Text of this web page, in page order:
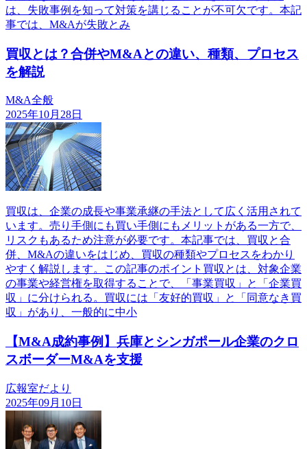
は、失敗事例を知って対策を講じることが不可欠です。本記
事では、M&Aが失敗とみ
買収とは？合併やM&Aとの違い、種類、プロセス
を解説
M&A全般
2025年10月28日
買収は、企業の成長や事業承継の手法として広く活用されて
います。売り手側にも買い手側にもメリットがある一方で、
リスクもあるため注意が必要です。本記事では、買収と合
併、M&Aの違いをはじめ、買収の種類やプロセスをわかり
やすく解説します。この記事のポイント買収とは、対象企業
の事業や経営権を取得することで、「事業買収」と「企業買
収」に分けられる。買収には「友好的買収」と「同意なき買
収」があり、一般的に中小
【M&A成約事例】兵庫とシンガポール企業のクロ
スボーダーM&Aを支援
広報室だより
2025年09月10日